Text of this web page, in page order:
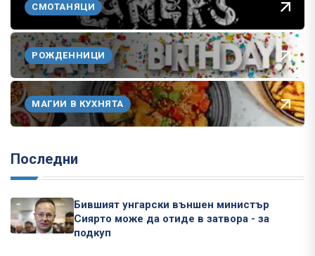
СМОТАНЯЦИ
РОЖДЕННИЦИ
МАГИИ В КУХНЯТА
Последни
Бившият унгарски външен министър
Сиярто може да отиде в затвора - за
подкуп